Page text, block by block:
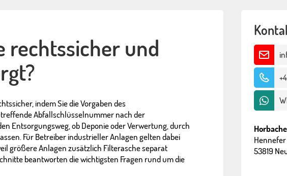
rechtssicher und
indem Sie die Vorgaben des
Abfallschlüsselnummer nach der
Entsorgungsweg, ob Deponie oder Verwertung, durch
Für Betreiber industrieller Anlagen gelten dabei
größere Anlagen zusätzlich Filterasche separat
beantworten die wichtigsten Fragen rund um die
53819